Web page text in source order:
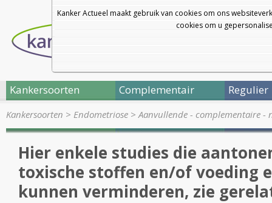
Kanker Actueel maakt gebruik van cookies om ons
cookies om u
Kankersoorten Complementair Regulier
Kankersoorten > Endometriose >Aanvullende - complementaire -
Hier enkele studies die
toxische stoffen en/of voeding
kunnen verminderen, zie